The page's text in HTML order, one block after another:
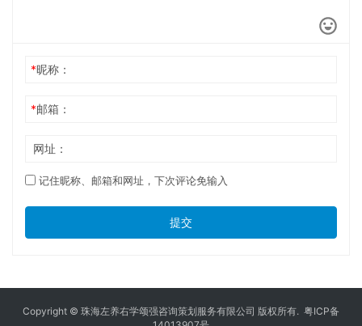
*昵称：
*邮箱：
网址：
记住昵称、邮箱和网址，下次评论免输入
提交
Copyright © 珠海左养右学颂强咨询策划服务有限公司 版权所有. 粤ICP备